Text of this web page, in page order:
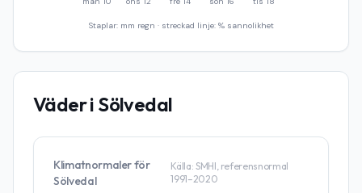
Staplar: mm regn · streckad linje: % sannolikhet
Väder i Sölvedal
Klimatnormaler för
Sölvedal
Källa: SMHI, referensnormal
1991–2020